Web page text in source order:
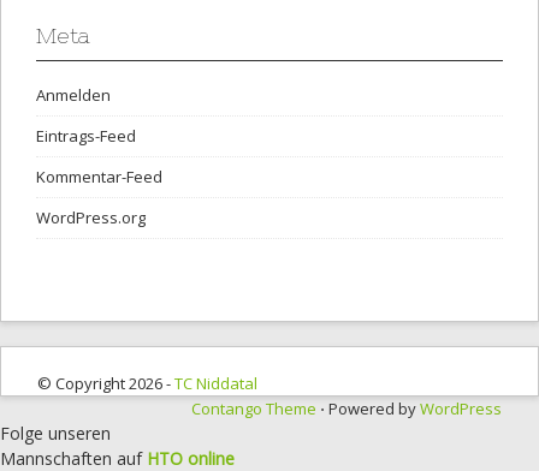
Meta
Anmelden
Eintrags-Feed
Kommentar-Feed
WordPress.org
© Copyright 2026 -TC Niddatal
Contango Theme ⋅ Powered byWordPress
Folge unseren
Mannschaften auf HTO online